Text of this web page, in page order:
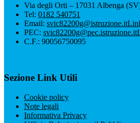
Via degli Orti – 17031 Albenga
Tel: 0182 540751
Email: svic82200g@istruzione.it
PEC: svic82200g@pec.istruzione.it
C.F.: 90056750095
Sezione Link Utili
Cookie policy
Note legali
Informativa Privacy